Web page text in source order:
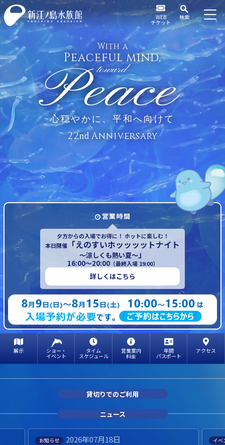
WEB
チケット
検索
With a
Peaceful mind,
toward
Peace
心穏やかに、平和へ向けて
22nd Anniversary
営業時間
夕方からの入場でお得に！ ホットに楽しむ！
本日開催
「えのすいホッッッットナイト
～涼しくも熱い夏～」
16:00～20:00（最終入場 19:00）
詳しくはこちら
展示 ショー・
イベント
タイム
スケジュール
営業案内
料金
年間
パスポート
アクセス
貸切りでのご利用
ニュース
お知らせ
2026年07月18日
イベ